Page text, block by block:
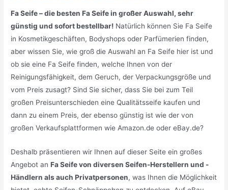
Fa Seife – die besten Fa Seife in großer Auswahl, sehr
günstig und sofort bestellbar! Natürlich können Sie Fa Seife
in Kosmetikgeschäften, Bodyshops oder Parfümerien finden,
aber wissen Sie, wie groß die Auswahl an Fa Seife hier ist und
ob sie eine Fa Seife finden, welche Ihnen von der
Reinigungsfähigkeit, dem Geruch, der Verpackungsgröße und
vom Preis zusagt? Sind Sie sicher, dass Sie bei zum Teil
großen Preisunterschieden eine Qualitätsseife kaufen und
dann zu einem Preis, der ebenso günstig ist wie der von
großen Verkaufsplattformen wie Amazon.de oder eBay.de?
Deshalb präsentieren wir Ihnen auf dieser Seite ein großes
Angebot anFa Seife von diversen Seifen-Herstellern und -
Händlern als auch Privatpersonen, was Ihnen die Möglichkeit